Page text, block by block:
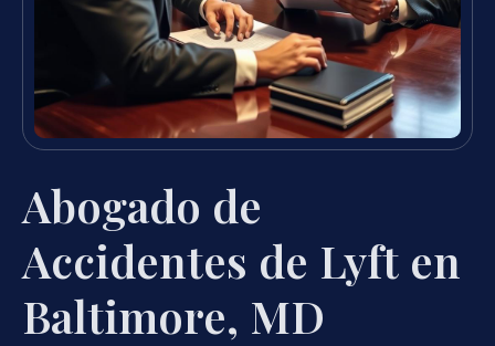
Abogado de
Accidentes de Lyft en
Baltimore, MD